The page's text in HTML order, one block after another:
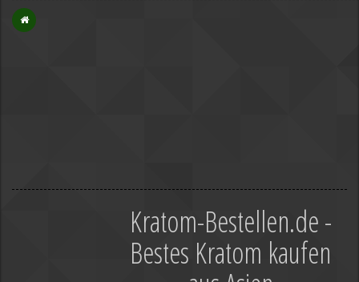
Kratom-Bestellen.de -
Bestes Kratom kaufen